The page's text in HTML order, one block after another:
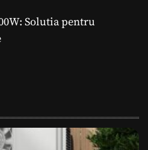
Solutia pentru